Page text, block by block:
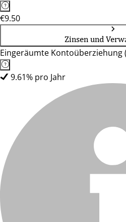
€9.50
Zinsen und
Eingeräumte Kontoüberziehung
9.61% pro Jahr